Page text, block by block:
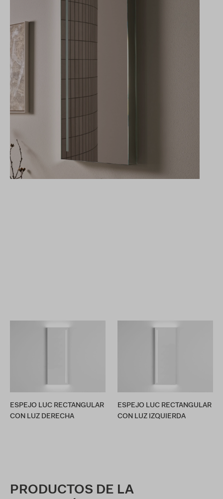
ESPEJO LUC RECTANGULAR
CON LUZ DERECHA
ESPEJO LUC RECTANGULAR
CON LUZ IZQUIERDA
PRODUCTOS DE LA